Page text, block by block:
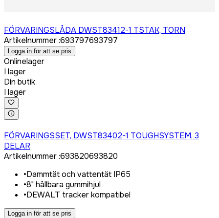
FÖRVARINGSLÅDA DWST83412-1 TSTAK, TORN
Artikelnummer:693797693797
Logga in för att se pris
Onlinelager
I lager
Din butik
I lager
FÖRVARINGSSET, DWST83402-1 TOUGHSYSTEM. 3
DELAR
Artikelnummer:693820693820
•Dammtät och vattentät IP65
•8" hållbara gummihjul
•DEWALT tracker kompatibel
Logga in för att se pris